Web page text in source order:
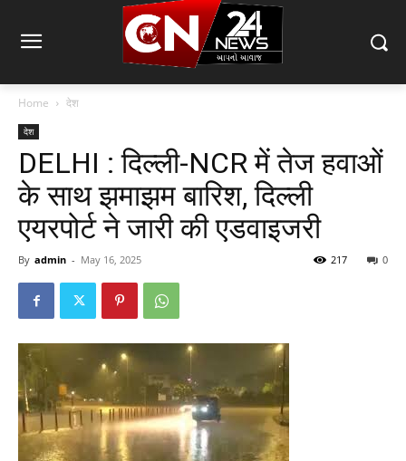
Home देश
देश
DELHI : दिल्ली-NCR में तेज हवाओं
के साथ झमाझम बारिश, दिल्ली
एयरपोर्ट ने जारी की एडवाइजरी
By admin - May 16, 2025 0
217